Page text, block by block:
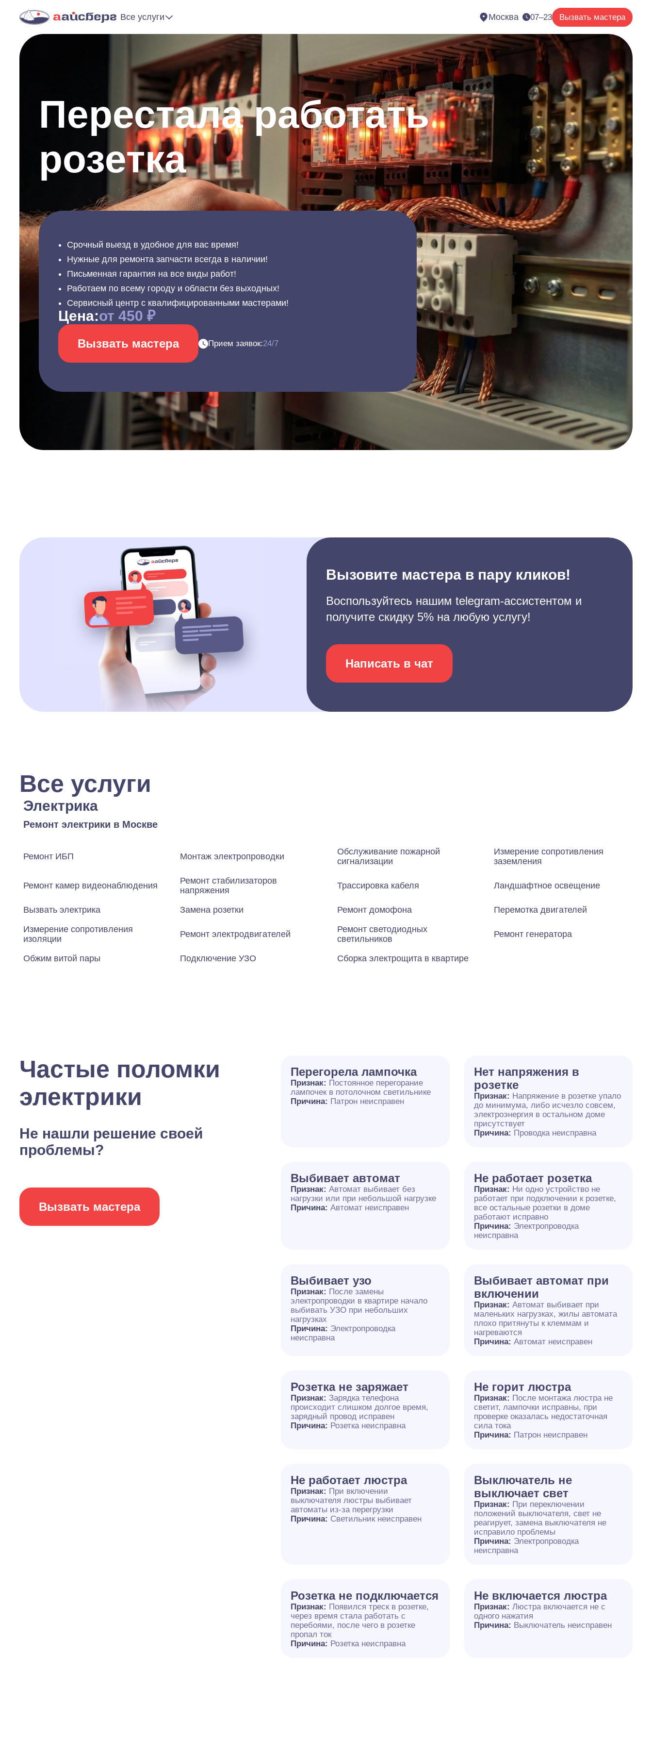
Все услуги Москва 07–23 Вызвать мастера
Перестала работать
розетка
Срочный выезд в удобное для вас время!
Нужные для ремонта запчасти всегда в наличии!
Письменная гарантия на все виды работ!
Работаем по всему городу и области без выходных!
Сервисный центр с квалифицированными мастерами!
Цена:от 450 ₽
Вызвать мастера Прием заявок:24/7
Вызовите мастера в пару кликов!
Воспользуйтесь нашим telegram-ассистентом и
получите скидку 5% на любую услугу!
Написать в чат
Все услуги
Электрика
Ремонт электрики в Москве
Ремонт ИБП Монтаж электропроводки
Обслуживание пожарной
сигнализации
Измерение сопротивления
заземления
Ремонт камер видеонаблюдения
Ремонт стабилизаторов
напряжения
Трассировка кабеля Ландшафтное освещение
Вызвать электрика Замена розетки Ремонт домофона
Перемотка двигателей
Измерение сопротивления
изоляции
Ремонт электродвигателей
Ремонт светодиодных
светильников
Ремонт генератора
Обжим витой пары Подключение УЗО Сборка электрощита в квартире
Частые поломки
электрики
Не нашли решение своей
проблемы?
Вызвать мастера
Перегорела лампочка
Признак: Постоянное перегорание
лампочек в потолочном светильнике
Причина: Патрон неисправен
Нет напряжения в
розетке
Признак: Напряжение в розетке упало
до минимума, либо исчезло совсем,
электроэнергия в остальном доме
присутствует
Причина: Проводка неисправна
Выбивает автомат
Признак:Автомат выбивает без
нагрузки или при небольшой нагрузке
Причина:Автомат неисправен
Не работает розетка
Признак: Ни одно устройство не
работает при подключении к розетке,
все остальные розетки в доме
работают исправно
Причина: Электропроводка
неисправна
Выбивает узо
Признак: После замены
электропроводки в квартире начало
выбивать УЗО при небольших
нагрузках
Причина: Электропроводка
неисправна
Выбивает автомат при
включении
Признак: Автомат выбивает при
маленьких нагрузках, жилы автомата
плохо притянуты к клеммам и
нагреваются
Причина: Автомат неисправен
Розетка не заряжает
Признак: Зарядка телефона
происходит слишком долгое время,
зарядный провод исправен
Причина: Розетка неисправна
Не горит люстра
Признак: После монтажа люстра не
светит, лампочки исправны, при
проверке оказалась недостаточная
сила тока
Причина: Патрон неисправен
Не работает люстра
Признак: При включении
выключателя люстры выбивает
автоматы из-за перегрузки
Причина: Светильник неисправен
Выключатель не
выключает свет
Признак: При переключении
положений выключателя, свет не
реагирует, замена выключателя не
исправило проблемы
Причина: Электропроводка
неисправна
Розетка не подключается
Признак: Появился треск в розетке,
через время стала работать с
перебоями, после чего в розетке
пропал ток
Причина: Розетка неисправна
Не включается люстра
Признак: Люстра включается не с
одного нажатия
Причина: Выключатель неисправен